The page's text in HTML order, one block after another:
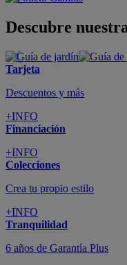
Descubre
Tarjeta
Descuentos y más
+INFO
Financiación
+INFO
Colecciones
Crea tu propio estilo
+INFO
Tranquilidad
6 años de Garantía Plus